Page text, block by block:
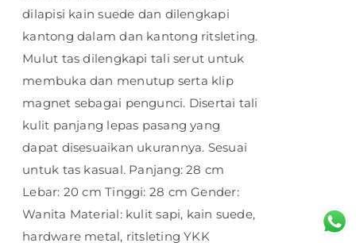
dilapisi kain suede dan dilengkapi
kantong dalam dan kantong ritsleting.
Mulut tas dilengkapi tali serut untuk
membuka dan menutup serta klip
magnet sebagai pengunci. Disertai tali
kulit panjang lepas pasang yang
dapat disesuaikan ukurannya. Sesuai
untuk tas kasual. Panjang: 28 cm
Lebar: 20 cm Tinggi: 28 cm Gender:
Wanita Material: kulit sapi, kain suede,
hardware metal, ritsleting YKK